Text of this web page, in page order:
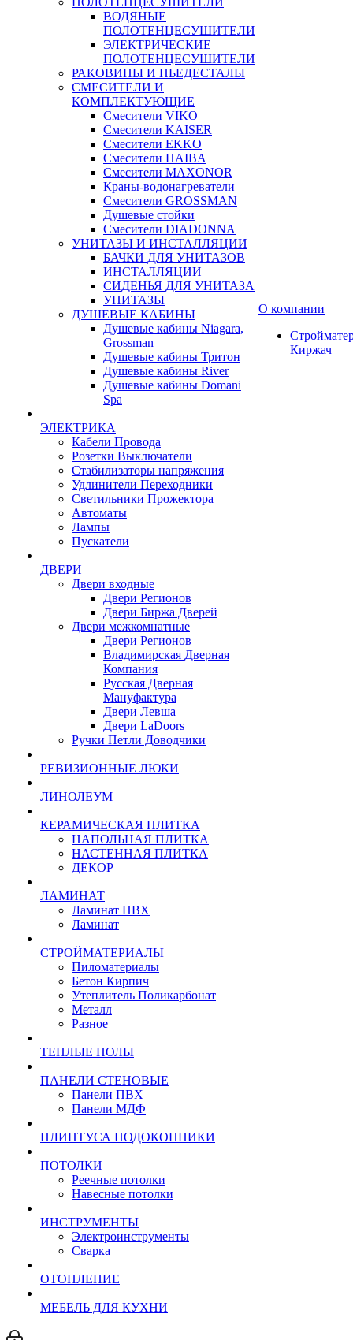
ВОДЯНЫЕ
ПОЛОТЕНЦЕСУШИТЕЛИ
ЭЛЕКТРИЧЕСКИЕ
ПОЛОТЕНЦЕСУШИТЕЛИ
РАКОВИНЫ И ПЬЕДЕСТАЛЫ
СМЕСИТЕЛИ И
КОМПЛЕКТУЮЩИЕ
Смесители VIKO
Смесители KAISER
Смесители EKKO
Смесители HAIBA
Смесители MAXONOR
Краны-водонагреватели
Смесители GROSSMAN
Душевые стойки
Смесители DIADONNA
УНИТАЗЫ И ИНСТАЛЛЯЦИИ
БАЧКИ ДЛЯ УНИТАЗОВ
ИНСТАЛЛЯЦИИ
СИДЕНЬЯ ДЛЯ УНИТАЗА
УНИТАЗЫ
ДУШЕВЫЕ КАБИНЫ
Душевые кабины Niagara,
Grossman
Душевые кабины Тритон
Душевые кабины River
Душевые кабины Domani
Spa
ЭЛЕКТРИКА
Кабели Провода
Розетки Выключатели
Стабилизаторы напряжения
Удлинители Переходники
Светильники Прожектора
Автоматы
Лампы
Пускатели
ДВЕРИ
Двери входные
Двери Регионов
Двери Биржа Дверей
Двери межкомнатные
Двери Регионов
Владимирская Дверная
Компания
Русская Дверная
Мануфактура
Двери Левша
Двери LaDoors
Ручки Петли Доводчики
РЕВИЗИОННЫЕ ЛЮКИ
ЛИНОЛЕУМ
КЕРАМИЧЕСКАЯ ПЛИТКА
НАПОЛЬНАЯ ПЛИТКА
НАСТЕННАЯ ПЛИТКА
ДЕКОР
ЛАМИНАТ
Ламинат ПВХ
Ламинат
СТРОЙМАТЕРИАЛЫ
Пиломатериалы
Бетон Кирпич
Утеплитель Поликарбонат
Металл
Разное
ТЕПЛЫЕ ПОЛЫ
ПАНЕЛИ СТЕНОВЫЕ
Панели ПВХ
Панели МДФ
ПЛИНТУСА ПОДОКОННИКИ
ПОТОЛКИ
Реечные потолки
Навесные потолки
ИНСТРУМЕНТЫ
Электроинструменты
Сварка
ОТОПЛЕНИЕ
МЕБЕЛЬ ДЛЯ КУХНИ
О компании
Киржач